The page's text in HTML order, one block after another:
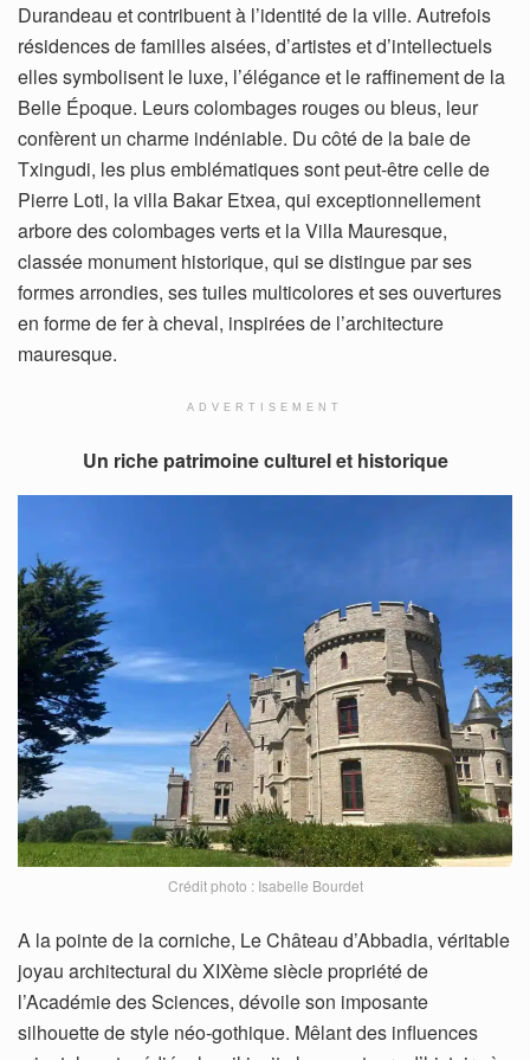
Durandeau et contribuent à l’identité de la ville. Autrefois
résidences de familles aisées, d’artistes et d’intellectuels
elles symbolisent le luxe, l’élégance et le raffinement de la
Belle Époque. Leurs colombages rouges ou bleus, leur
confèrent un charme indéniable. Du côté de la baie de
Txingudi, les plus emblématiques sont peut-être celle de
Pierre Loti, la villa Bakar Etxea, qui exceptionnellement
arbore des colombages verts et la Villa Mauresque,
classée monument historique, qui se distingue par ses
formes arrondies, ses tuiles multicolores et ses ouvertures
en forme de fer à cheval, inspirées de l’architecture
mauresque.
ADVERTISEMENT
Un riche patrimoine culturel et historique
Crédit photo : Isabelle Bourdet
A la pointe de la corniche, Le Château d’Abbadia, véritable
joyau architectural du XIXème siècle propriété de
l’Académie des Sciences, dévoile son imposante
silhouette de style néo-gothique. Mêlant des influences